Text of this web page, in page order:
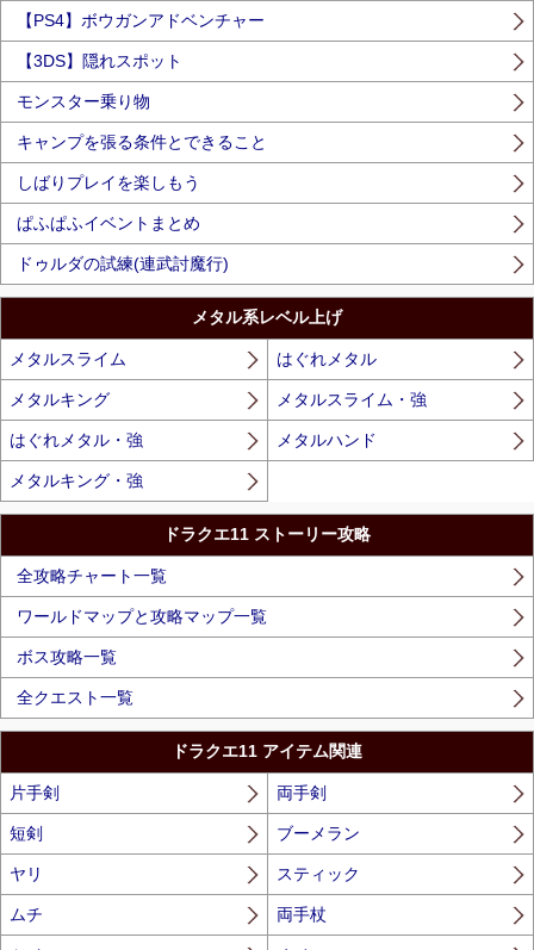
【PS4】ボウガンアドベンチャー
【3DS】隠れスポット
モンスター乗り物
キャンプを張る条件とできること
しばりプレイを楽しもう
ぱふぱふイベントまとめ
ドゥルダの試練(連武討魔行)
メタル系レベル上げ
メタルスライム はぐれメタル
メタルキング メタルスライム・強
はぐれメタル・強 メタルハンド
メタルキング・強
ドラクエ11 ストーリー攻略
全攻略チャート一覧
ワールドマップと攻略マップ一覧
ボス攻略一覧
全クエスト一覧
ドラクエ11 アイテム関連
片手剣 両手剣
短剣 ブーメラン
ヤリ スティック
ムチ 両手杖